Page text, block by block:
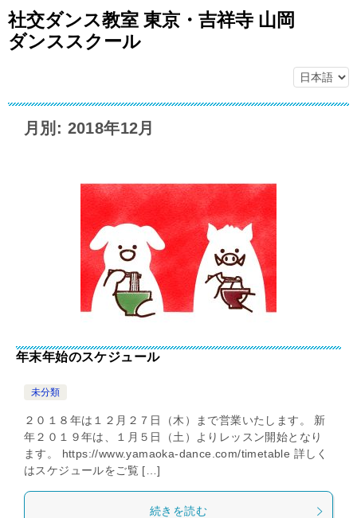
社交ダンス教室 東京・吉祥寺 山岡
ダンススクール
月別: 2018年12月
年末年始のスケジュール
未分類
２０１８年は１２月２７日（木）まで営業いたします。 新
年２０１９年は、１月５日（土）よりレッスン開始となり
ます。 https://www.yamaoka-dance.com/timetable 詳しく
はスケジュールをご覧 […]
続きを読む